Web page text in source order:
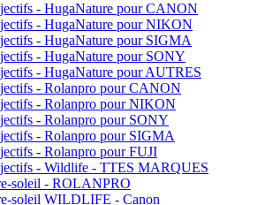
- HugaNature pour CANON
- HugaNature pour NIKON
- HugaNature pour SIGMA
- HugaNature pour SONY
- HugaNature pour AUTRES
- Rolanpro pour CANON
- Rolanpro pour NIKON
- Rolanpro pour SONY
- Rolanpro pour SIGMA
- Rolanpro pour FUJI
- Wildlife - TTES MARQUES
soleil - ROLANPRO
soleil WILDLIFE - Canon